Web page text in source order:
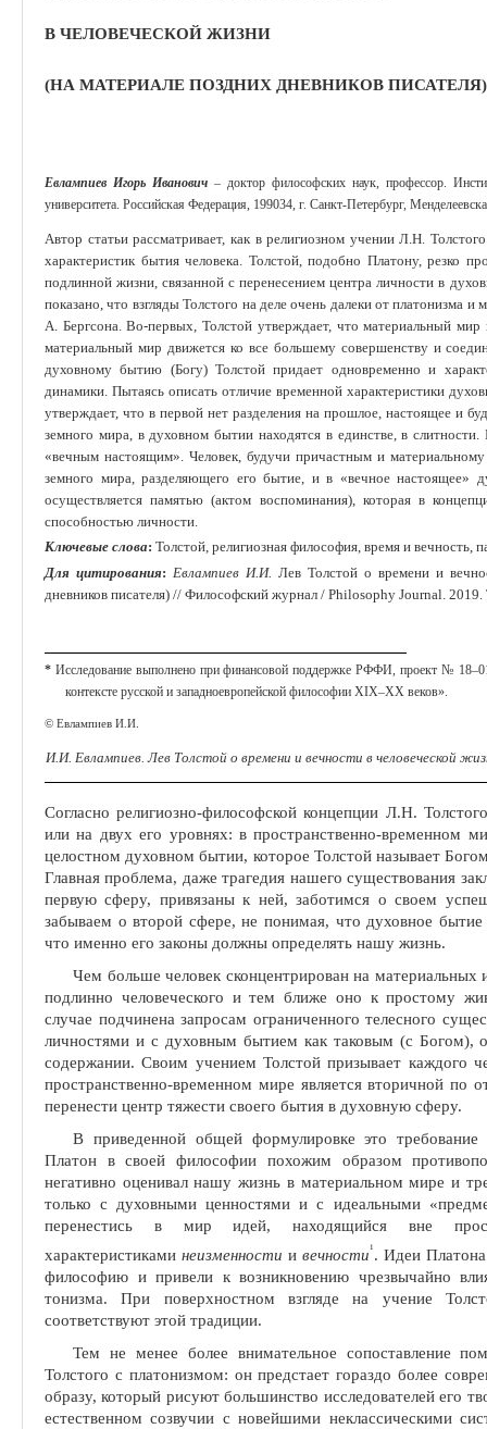
В ЧЕЛОВЕЧЕСКОЙ ЖИЗНИ
(НА МАТЕРИАЛЕ ПОЗДНИХ ДНЕВНИКОВ ПИСАТЕЛЯ)
Евлампиев Игорь Иванович – доктор философских наук, профессор.
университета. Российская Федерация, 199034, г. Санкт-Петербург,
Автор статьи рассматривает, как в религиозном учении Л.Н.
характеристик бытия человека. Толстой, по­добно Платону, резко
подлин­ной жизни, связанной с перенесением центра личности в
показано, что взгляды Толстого на деле очень дале­ки от платонизма
А. Бергсо­на. Во-первых, Толстой утверждает, что материальный
материальный мир движется ко все большему совершен­ству и
духовному бытию (Богу) Толстой придает одновременно и
динамики. Пытаясь описать отличие временной характеристики
утверждает, что в первой нет разделения на прошлое, настоящее и
земного мира, в духовном бытии находятся в единстве, в
«вечным настоящим». Человек, бу­дучи причастным и
земного мира, разделяющего его бытие, и в «вечное настоящее»
осуществляется памятью (актом воспомина­ния), которая в
способ­ностью личности.
Ключевые слова: Толстой, религиозная философия, время и вечность,
Для цитирования: Евлампиев И.И. Лев Толстой о времени и
дневников писателя) // Философский журнал / Philosophy Journal.
* Исследование выполнено при финансовой поддержке РФФИ, проект №
контексте русской и западноевропейской философии XIX–XX веков».
© Евлампиев И.И.
И.И. Евлампиев. Лев Толстой о времени и вечности в человеческой
Согласно религиозно-философской концепции Л.Н.
или на двух его уровнях: в пространственно-вре­менном
целостном духовном бытии, которое Толстой называет
Главная проблема, даже трагедия нашего существования
первую сферу, привязаны к ней, заботимся о своем
забываем о второй сфере, не понимая, что духовное
что именно его законы должны определять нашу жизнь.
Чем больше человек сконцентрирован на
подлинно человеческого и тем ближе оно к простому
случае подчинена запросам ограниченного телесного
личностями и с духовным бытием как таковым (с Богом),
содержании. Своим учением Толстой призывает каждого
простран­ственно-временном мире является вторичной по
перенести центр тяжести своего бытия в духовную сферу.
В приведенной общей формулировке это
Платон в своей философии похожим образом
негативно оценивал нашу жизнь в материальном мире и
только с духовными ценностями и с идеальными
перенестись в мир идей, находящийся вне
характеристиками неизменности и вечности 1 . Идеи
философию и привели к возникновению чрезвычайно
тонизма. При поверхностном взгляде на учение
соответствуют этой традиции.
Тем не менее более внимательное сопоставление
Толстого с платонизмом: он предстает гораздо бо­лее
образу, который рису­ют большинство исследователей его
естественном созвучии с новейшими неклассическими